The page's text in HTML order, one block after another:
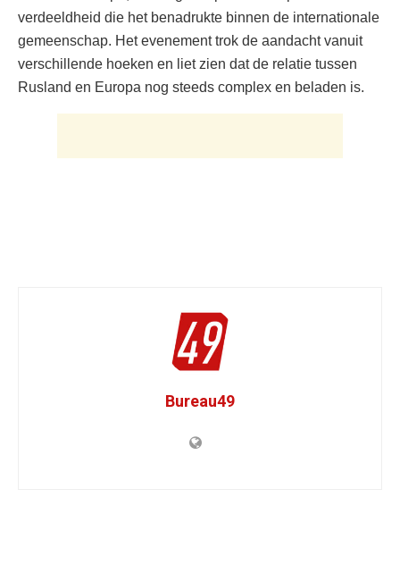
verdeeldheid die het benadrukte binnen de internationale
gemeenschap. Het evenement trok de aandacht vanuit
verschillende hoeken en liet zien dat de relatie tussen
Rusland en Europa nog steeds complex en beladen is.
Bureau49